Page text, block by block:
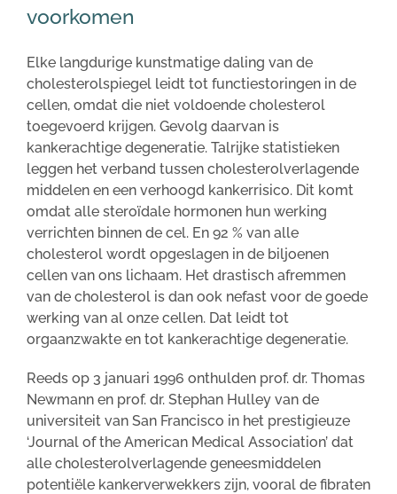
voorkomen
Elke langdurige kunstmatige daling van de
cholesterolspiegel leidt tot functiestoringen in de
cellen, omdat die niet voldoende cholesterol
toegevoerd krijgen. Gevolg daarvan is
kankerachtige degeneratie. Talrijke statistieken
leggen het verband tussen cholesterolverlagende
middelen en een verhoogd kankerrisico. Dit komt
omdat alle steroïdale hormonen hun werking
verrichten binnen de cel. En 92 % van alle
cholesterol wordt opgeslagen in de biljoenen
cellen van ons lichaam. Het drastisch afremmen
van de cholesterol is dan ook nefast voor de goede
werking van al onze cellen. Dat leidt tot
orgaanzwakte en tot kankerachtige degeneratie.
Reeds op 3 januari 1996 onthulden prof. dr. Thomas
Newmann en prof. dr. Stephan Hulley van de
universiteit van San Francisco in het prestigieuze
‘Journal of the American Medical Association’ dat
alle cholesterolverlagende geneesmiddelen
potentiële kankerverwekkers zijn, vooral de fibraten